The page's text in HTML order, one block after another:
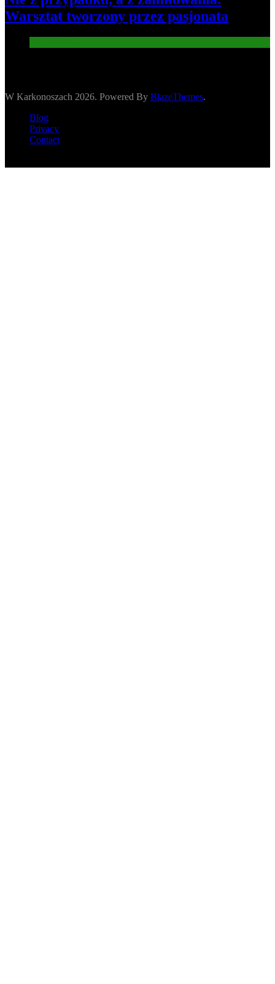
Warsztat tworzony przez pasjonata
W Karkonoszach 2026. Powered By BlazeThemes.
Blog
Privacy
Contact